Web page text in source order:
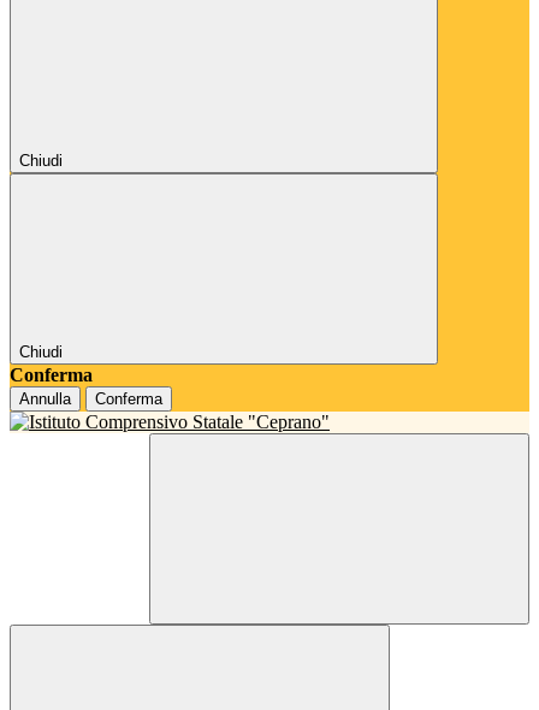
Chiudi
Chiudi
Conferma
Annulla Conferma